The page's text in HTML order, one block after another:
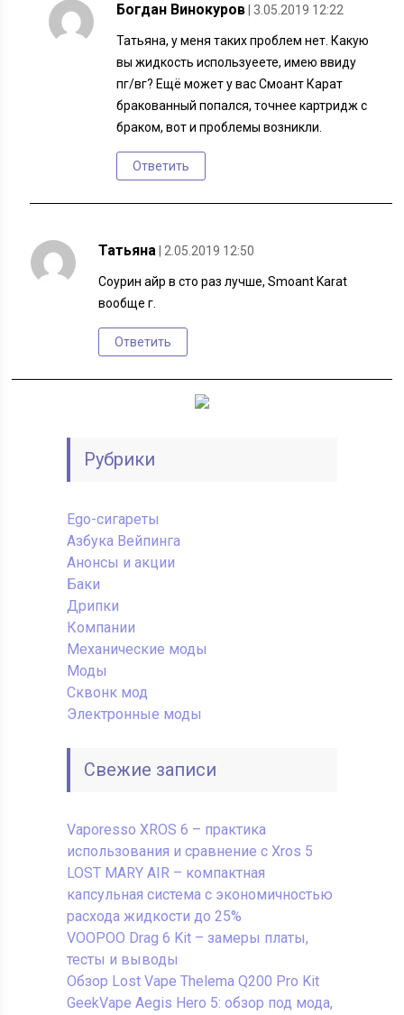
Богдан Винокуров | 3.05.2019 12:22
Татьяна, у меня таких проблем нет. Какую
вы жидкость используеете, имею ввиду
пг/вг? Ещё может у вас Смоант Карат
бракованный попался, точнее картридж с
браком, вот и проблемы возникли.
Ответить
Татьяна | 2.05.2019 12:50
Соурин айр в сто раз лучше, Smoant Karat
вообще г.
Ответить
Рубрики
Ego-сигареты
Азбука Вейпинга
Анонсы и акции
Баки
Дрипки
Компании
Механические моды
Моды
Сквонк мод
Электронные моды
Свежие записи
Vaporesso XROS 6 – практика
использования и сравнение с Xros 5
LOST MARY AIR – компактная
капсульная система с экономичностью
расхода жидкости до 25%
VOOPOO Drag 6 Kit – замеры платы,
тесты и выводы
Обзор Lost Vape Thelema Q200 Pro Kit
GeekVape Aegis Hero 5: обзор под мода,